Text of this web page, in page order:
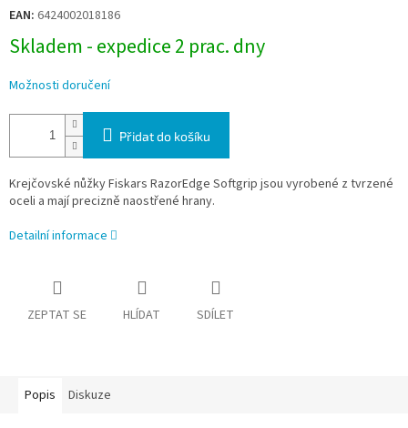
cena:
EAN: 6424002018186
Skladem - expedice 2 prac. dny
Možnosti doručení
Přidat do košíku
Krejčovské nůžky Fiskars RazorEdge Softgrip jsou vyrobené z tvrzené
oceli a mají precizně naostřené hrany.
Detailní informace
ZEPTAT SE HLÍDAT SDÍLET
Popis Diskuze